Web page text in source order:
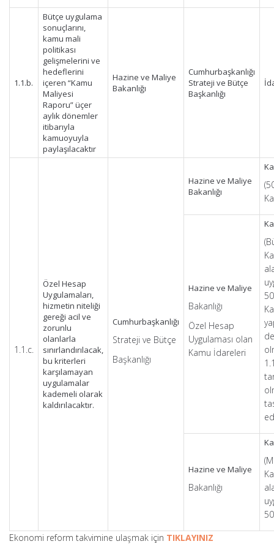
1.1.b.
Bütçe uygulama
sonuçlarını,
kamu mali
politikası
gelişmelerini ve
hedeflerini
içeren “Kamu
Maliyesi
Raporu” üçer
aylık dönemler
itibarıyla
kamuoyuyla
paylaşılacaktır
Hazine ve Maliye
Bakanlığı
Cumhurbaşkanlığı
Strateji ve Bütçe
Başkanlığı
1.1.c.
Özel Hesap
Uygulamaları,
hizmetin niteliği
gereği acil ve
zorunlu
olanlarla
sınırlandırılacak,
bu kriterleri
karşılamayan
uygulamalar
kademeli olarak
kaldırılacaktır.
Cumhurbaşkanlığı
Strateji ve Bütçe
Başkanlığı
Hazine ve Maliye
Bakanlığı
Hazine ve Maliye
Bakanlığı
Özel Hesap
Uygulaması olan
Kamu İdareleri
Hazine ve Maliye
Bakanlığı
Ekonomi reform takvimine ulaşmak için TIKLAYINIZ